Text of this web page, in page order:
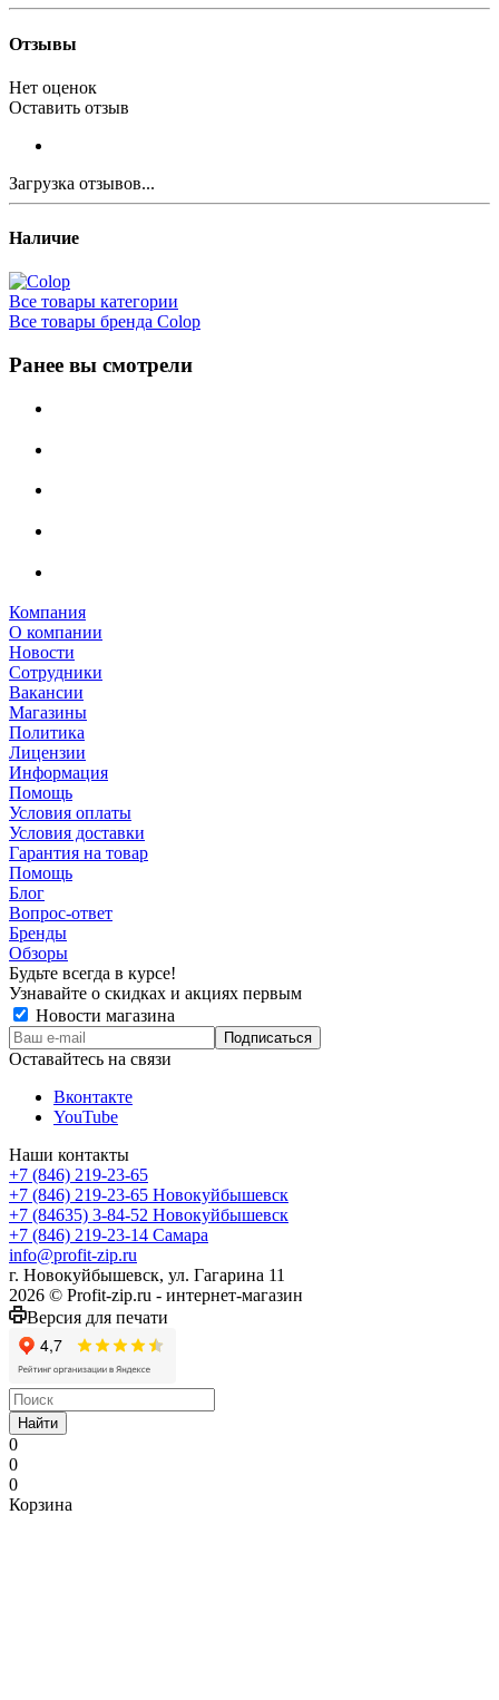
Отзывы
Нет оценок
Оставить отзыв
Загрузка отзывов...
Наличие
Все товары категории
Все товары бренда Colop
Ранее вы смотрели
Компания
О компании
Новости
Сотрудники
Вакансии
Магазины
Политика
Лицензии
Информация
Помощь
Условия оплаты
Условия доставки
Гарантия на товар
Помощь
Блог
Вопрос-ответ
Бренды
Обзоры
Будьте всегда в курсе!
Узнавайте о скидках и акциях первым
Новости магазина
Оставайтесь на связи
Вконтакте
YouTube
Наши контакты
+7 (846) 219-23-65
+7 (846) 219-23-65 Новокуйбышевск
+7 (84635) 3-84-52 Новокуйбышевск
+7 (846) 219-23-14 Самара
info@profit-zip.ru
г. Новокуйбышевск, ул. Гагарина 11
2026 © Profit-zip.ru - интернет-магазин
Версия для печати
Найти
0
0
0
Корзина